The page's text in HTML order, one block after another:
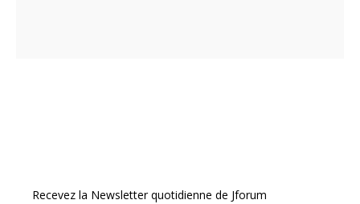
Recevez la Newsletter quotidienne de Jforum